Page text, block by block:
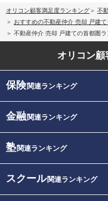
オリコン顧客満足度ランキング
不
おすすめの不動産仲介 売却 戸建
不動産仲介 売却 戸建ての首都圏
オリコン顧
保険関連ランキング
金融関連ランキング
塾関連ランキング
スクール関連ランキング